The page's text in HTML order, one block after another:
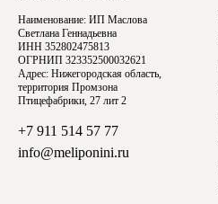
Наименование: ИП Маслова
Светлана Геннадьевна
ИНН 352802475813
ОГРНИП 323352500032621
Адрес: Нижегородская область,
территория Промзона
Птицефабрики, 27 лит 2
+7 911 514 57 77
info@meliponini.ru